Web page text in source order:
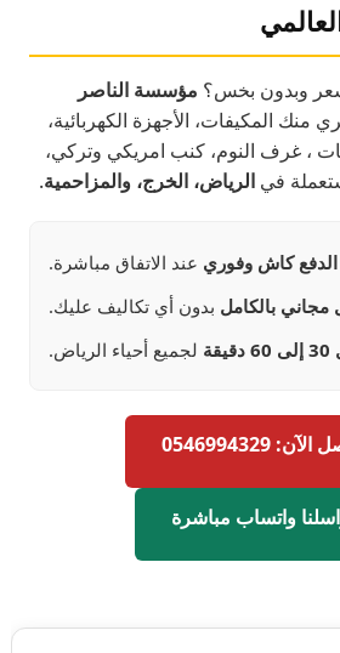
سعر وبدون بخس؟ مؤسسة الناصر
منك المكيفات، الأجهزة الكهربائية،
، غرف النوم، كنب امريكي وتركي،
في الرياض، الخرج، والمزاحمية.
الدفع كاش وفوري عند الاتفاق مباشرة.
بالكامل بدون أي تكاليف عليك.
لجميع أحياء الرياض.
0546994329
واتساب مباشرة